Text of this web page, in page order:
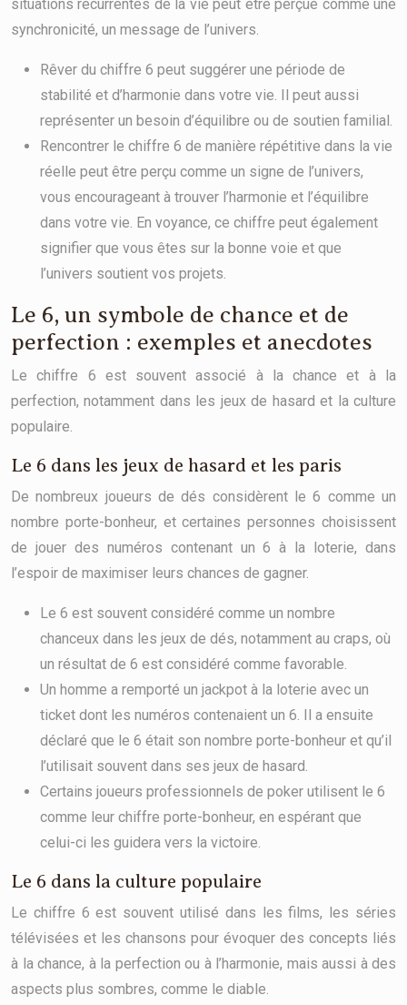
situations récurrentes de la vie peut être perçue comme une
synchronicité, un message de l’univers.
Rêver du chiffre 6 peut suggérer une période de
stabilité et d’harmonie dans votre vie. Il peut aussi
représenter un besoin d’équilibre ou de soutien familial.
Rencontrer le chiffre 6 de manière répétitive dans la vie
réelle peut être perçu comme un signe de l’univers,
vous encourageant à trouver l’harmonie et l’équilibre
dans votre vie. En voyance, ce chiffre peut également
signifier que vous êtes sur la bonne voie et que
l’univers soutient vos projets.
Le 6, un symbole de chance et de
perfection : exemples et anecdotes
Le chiffre 6 est souvent associé à la chance et à la
perfection, notamment dans les jeux de hasard et la culture
populaire.
Le 6 dans les jeux de hasard et les paris
De nombreux joueurs de dés considèrent le 6 comme un
nombre porte-bonheur, et certaines personnes choisissent
de jouer des numéros contenant un 6 à la loterie, dans
l’espoir de maximiser leurs chances de gagner.
Le 6 est souvent considéré comme un nombre
chanceux dans les jeux de dés, notamment au craps, où
un résultat de 6 est considéré comme favorable.
Un homme a remporté un jackpot à la loterie avec un
ticket dont les numéros contenaient un 6. Il a ensuite
déclaré que le 6 était son nombre porte-bonheur et qu’il
l’utilisait souvent dans ses jeux de hasard.
Certains joueurs professionnels de poker utilisent le 6
comme leur chiffre porte-bonheur, en espérant que
celui-ci les guidera vers la victoire.
Le 6 dans la culture populaire
Le chiffre 6 est souvent utilisé dans les films, les séries
télévisées et les chansons pour évoquer des concepts liés
à la chance, à la perfection ou à l’harmonie, mais aussi à des
aspects plus sombres, comme le diable.